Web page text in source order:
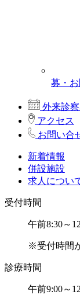
募・
外来診
アクセス
お問い合
新着情報
併設施設
求人につい
受付時間
午前8:30～
※受付時間
診療時間
午前9:00～